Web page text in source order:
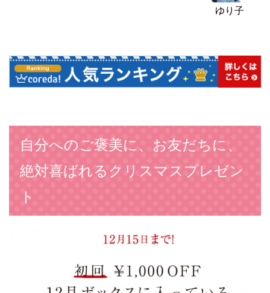
ゆり子
自分へのご褒美に、お友だちに、
絶対喜ばれるクリスマスプレゼン
ト